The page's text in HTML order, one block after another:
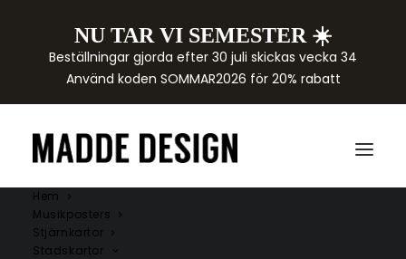
NU TAR VI SEMESTER ☀️
Beställningar gjorda efter 30 juli skickas vecka 34
Använd koden SOMMAR2026 för 20% rabatt
Hem
Musikposters
Stjärnkartor
Stadskartor